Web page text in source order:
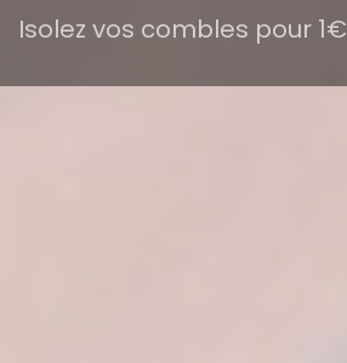
Isolez vos combles pour 1€